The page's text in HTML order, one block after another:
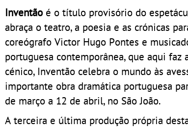
Inventão é o título provisório do
abraça o teatro, a poesia e as crónicas
coreógrafo Victor Hugo Pontes e
portuguesa contemporânea, que aqui
cénico, Inventão celebra o mundo às
importante obra dramática portuguesa
de março a 12 de abril, no São João.
A terceira e última produção própria